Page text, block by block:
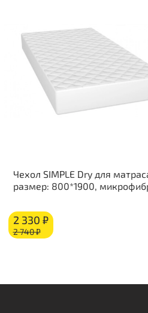
Чехол SIMPLE Dry для
размер: 800*1900,
2 330 ₽
2 740 ₽